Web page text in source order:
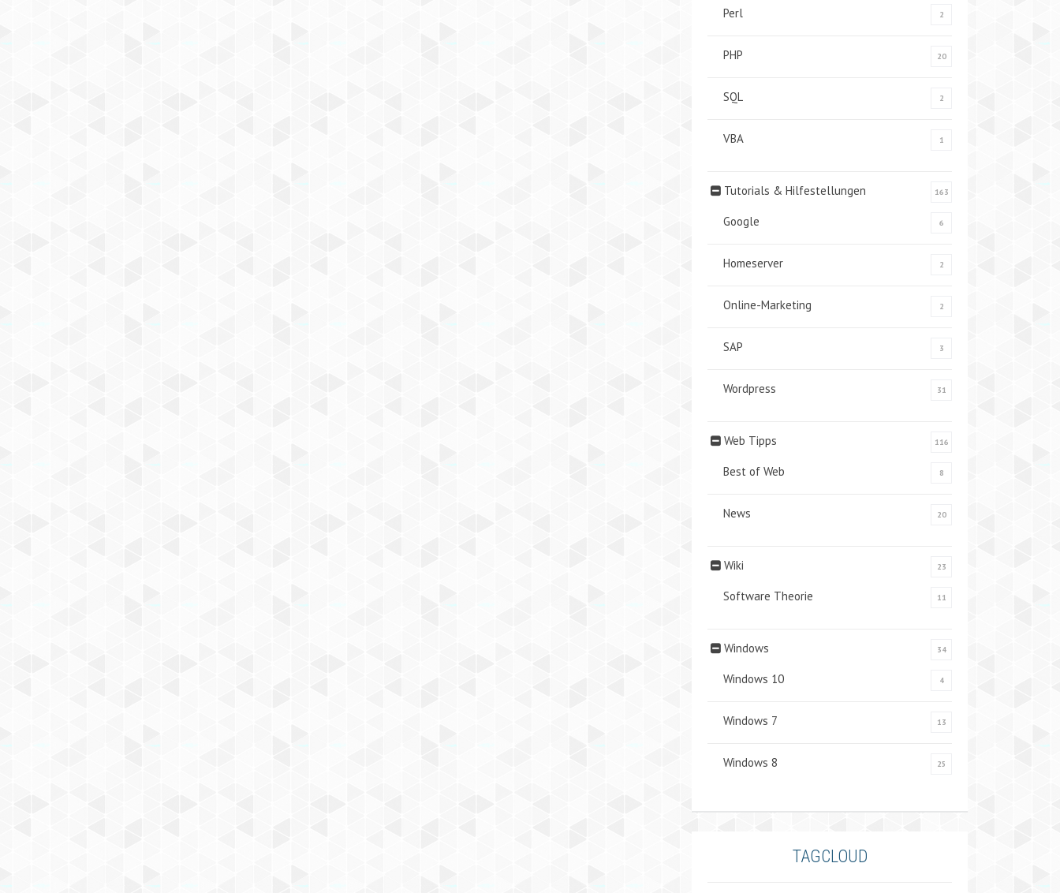
Perl 2
PHP 20
SQL 2
VBA 1
Tutorials & Hilfestellungen 163
Google 6
Homeserver 2
Online-Marketing 2
SAP 3
Wordpress 31
Web Tipps 116
Best of Web 8
News 20
Wiki 23
Software Theorie 11
Windows 34
Windows 10 4
Windows 7 13
Windows 8 25
TAGCLOUD